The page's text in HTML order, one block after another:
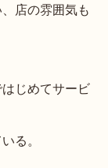
店の雰囲気も
じめてサービ
る。